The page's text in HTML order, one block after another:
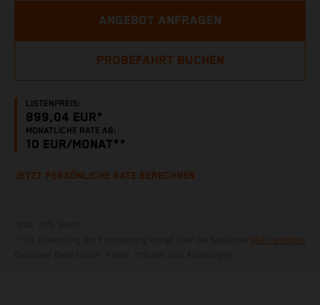
LISTENPREIS:
899,04 EUR*
MONATLICHE RATE AB:
10 EUR/MONAT**
ANGEBOT ANFRAGEN
PROBEFAHRT BUCHEN
JETZT PERSÖNLICHE RATE BERECHNEN
Mehr anzeigen